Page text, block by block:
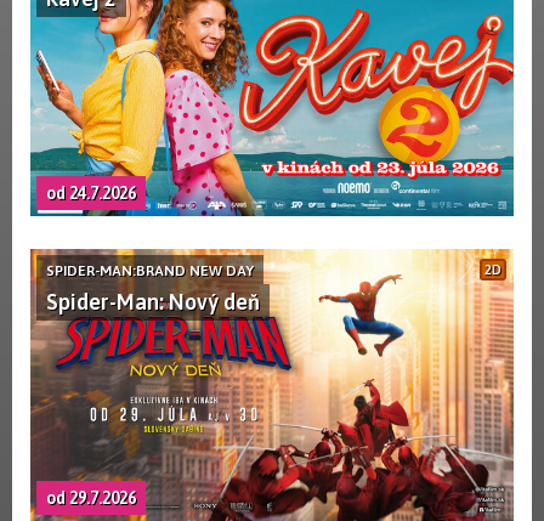
od 24.7.2026
SPIDER-MAN:BRAND NEW DAY
Spider-Man: Nový deň
2D
od 29.7.2026